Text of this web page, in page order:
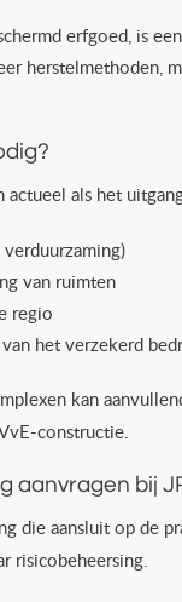
erfgoed, is
herstelmethoden,
actueel als het
van ruimten
regio
het verzekerd
kan
constructie.
aanvragen bij
die aansluit op de
risicobeheersing.